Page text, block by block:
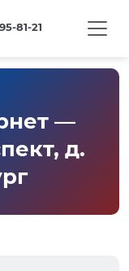
81-21
—
д.